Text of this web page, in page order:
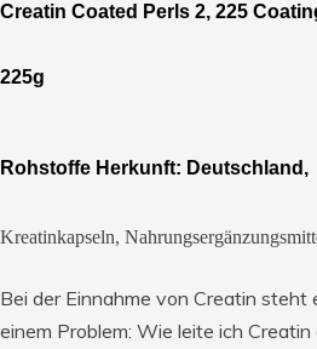
Creatin Coated Perls 2, 225
225g
Rohstoffe Herkunft: Deutschland,
Kreatinkapseln,
Bei der Einnahme von Creatin
einem Problem: Wie leite ich